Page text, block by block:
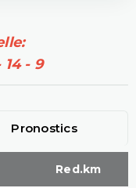
14 - 9
Pronostics
Red.km